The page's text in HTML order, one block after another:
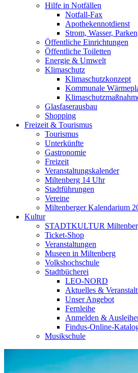
Hilfe in Notfällen
Notfall-Fax
Apothekennotdienst
Strom, Wasser,
Öffentliche Einrichtungen
Öffentliche Toiletten
Energie & Umwelt
Klimaschutz
Klimaschutzkonzept
Kommunale
Glasfaserausbau
Shopping
Freizeit & Tourismus
Tourismus
Unterkünfte
Gastronomie
Freizeit
Veranstaltungskalender
Miltenberg 14 Uhr
Stadtführungen
Vereine
Miltenberger Kalendarium
Kultur
STADTKULTUR
Ticket-Shop
Veranstaltungen
Museen in Miltenberg
Volkshochschule
Stadtbücherei
LEO-NORD
Aktuelles &
Unser Angebot
Fernleihe
Anmelden &
Findus-Online-
Musikschule